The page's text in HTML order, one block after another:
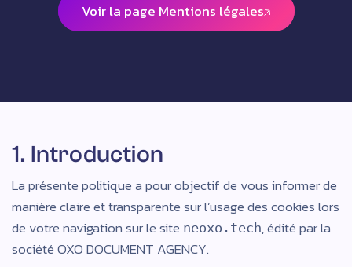
Voir la page Mentions légales
Voir la page Mentions légales
1. Introduction
La présente politique a pour objectif de vous informer de
manière claire et transparente sur l’usage des cookies lors
de votre navigation sur le site neoxo.tech, édité par la
société OXO DOCUMENT AGENCY.